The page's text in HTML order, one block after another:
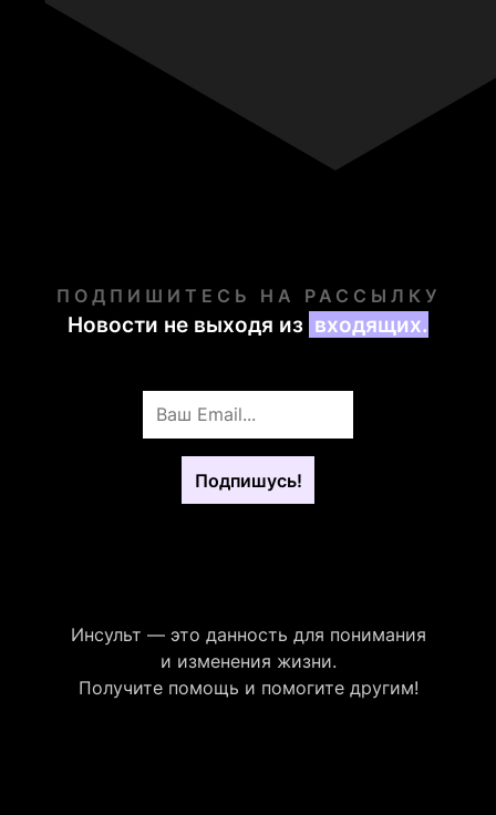
ПОДПИШИТЕСЬ НА РАССЫЛКУ
Новости не выходя из входящих.
Подпишусь!
Инсульт — это данность для понимания
и изменения жизни.
Получите помощь и помогите другим!